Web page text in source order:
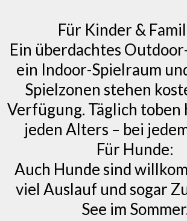
Für Kinder &
Ein überdachtes
ein Indoor-Spielraum
Spielzonen stehen
Verfügung. Täglich
jeden Alters – bei
Für Hunde:
Auch Hunde sind
viel Auslauf und sogar
See im